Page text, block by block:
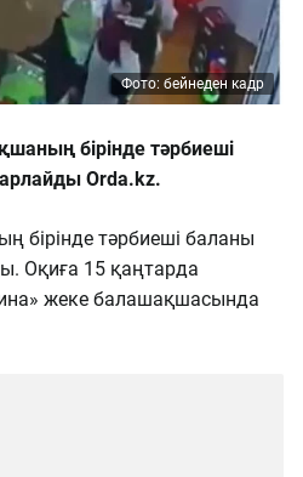
Фото: бейнеден кадр
бірінде тәрбиеші
Orda.kz.
бірінде тәрбиеші баланы
Оқиға 15 қаңтарда
жеке балашақшасында